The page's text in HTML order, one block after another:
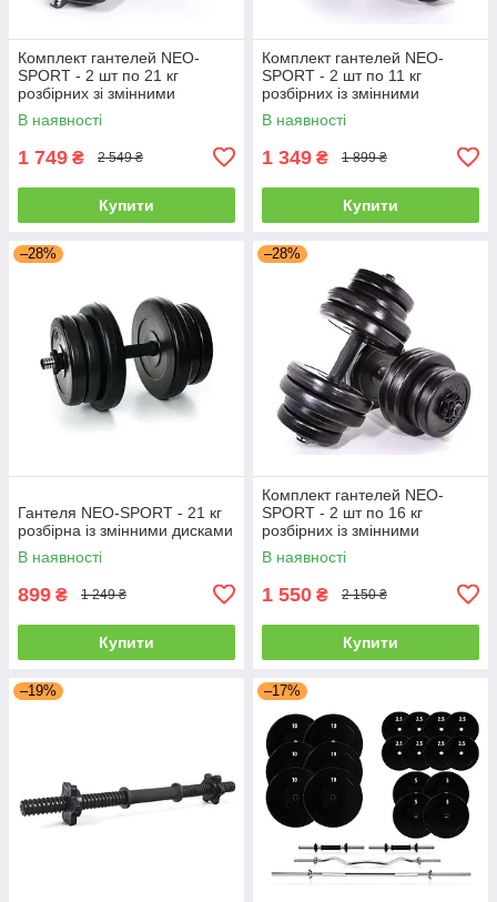
Комплект гантелей NEO-
SPORT - 2 шт по 21 кг
розбірних зі змінними
дисками
В наявності
1 749 ₴ 2 549 ₴
Купити
Комплект гантелей NEO-
SPORT - 2 шт по 11 кг
розбірних із змінними
дисками
В наявності
1 349 ₴ 1 899 ₴
Купити
–28%
Гантеля NEO-SPORT - 21 кг
розбірна із змінними дисками
В наявності
899 ₴ 1 249 ₴
Купити
–28%
Комплект гантелей NEO-
SPORT - 2 шт по 16 кг
розбірних із змінними
дисками
В наявності
1 550 ₴ 2 150 ₴
Купити
–19% –17%